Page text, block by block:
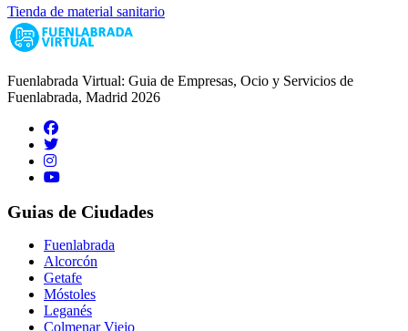
Tienda de material sanitario
Fuenlabrada Virtual: Guia de Empresas, Ocio y Servicios de
Fuenlabrada, Madrid 2026
Guias de Ciudades
Fuenlabrada
Alcorcón
Getafe
Móstoles
Leganés
Colmenar Viejo